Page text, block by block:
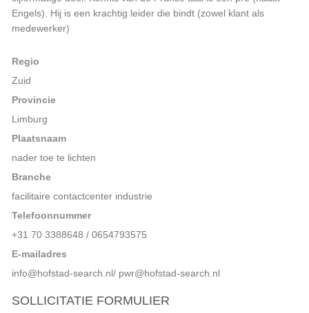
Engels). Hij is een krachtig leider die bindt (zowel klant als
medewerker)
Regio
Zuid
Provincie
Limburg
Plaatsnaam
nader toe te lichten
Branche
facilitaire contactcenter industrie
Telefoonnummer
+31 70 3388648 / 0654793575
E-mailadres
info@hofstad-search.nl/ pwr@hofstad-search.nl
SOLLICITATIE FORMULIER